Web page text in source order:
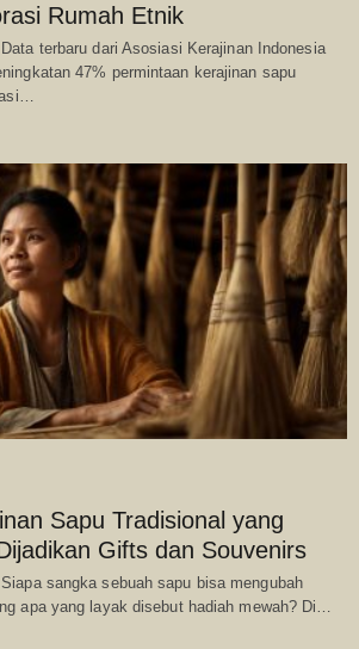
Rumah Etnik
terbaru dari Asosiasi Kerajinan Indonesia
47% permintaan kerajinan sapu
Sapu Tradisional yang
Gifts dan Souvenirs
sangka sebuah sapu bisa mengubah
apa yang layak disebut hadiah mewah? Di…